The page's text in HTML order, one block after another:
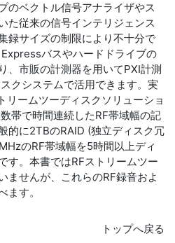
のベクトル信号アナライザやス
た従来の信号インテリジェンス
録サイズの制限により不十分で
バスやハードドライブの
、市販の計測器を用いてPXI計測
クシステムで活用できます。実
リームツーディスクソリューショ
帯で時間連続したRF帯域幅の記
的に2TBのRAID (独立ディスク冗
のRF帯域幅を5時間以上ディ
す。本書ではRFストリームツー
ませんが、これらのRF録音およ
ます。
トップへ戻る